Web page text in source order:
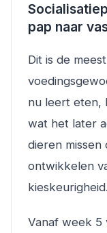
pap naar
Dit is de
nu leert eten,
wat het later
dieren
ontwikkelen
kieskeurigheid.
Vanaf week 5